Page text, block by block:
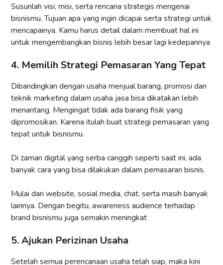
Susunlah visi, misi, serta rencana strategis mengenai
bisnismu. Tujuan apa yang ingin dicapai serta strategi untuk
mencapainya. Kamu harus detail dalam membuat hal ini
untuk mengembangkan bisnis lebih besar lagi kedepannya
4. Memilih Strategi Pemasaran Yang Tepat
Dibandingkan dengan usaha menjual barang, promosi dan
teknik marketing dalam usaha jasa bisa dikatakan lebih
menantang. Mengingat tidak ada barang fisik yang
dipromosikan. Karena itulah buat strategi pemasaran yang
tepat untuk bisnismu.
Di zaman digital yang serba canggih seperti saat ini, ada
banyak cara yang bisa dilakukan dalam pemasaran bisnis.
Mulai dari website, sosial media, chat, serta masih banyak
lainnya. Dengan begitu, awareness audience terhadap
brand bisnismu juga semakin meningkat
5. Ajukan Perizinan Usaha
Setelah semua perencanaan usaha telah siap, maka kini